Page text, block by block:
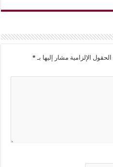
الحقول الإلزامية مشار إليها بـ *